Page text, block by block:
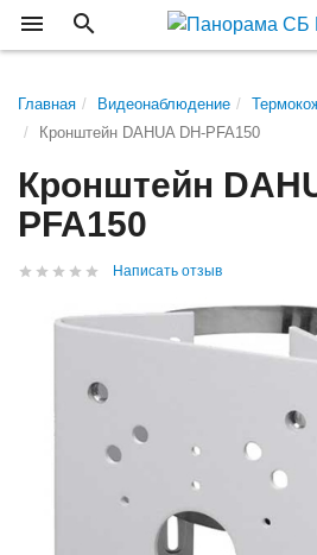
Главная Видеонаблюдение
Кронштейн DAHUA DH-PFA150
Кронштейн
PFA150
Написать отзыв